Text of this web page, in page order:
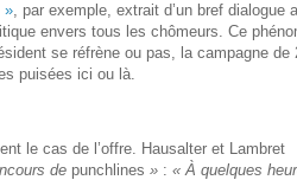
», par exemple, extrait d’un bref dialogue
envers tous les chômeurs. Ce
se réfrène ou pas, la campagne de
puisées ici ou là.
le cas de l’offre. Hausalter et Lambret
de punchlines » : « À quelques